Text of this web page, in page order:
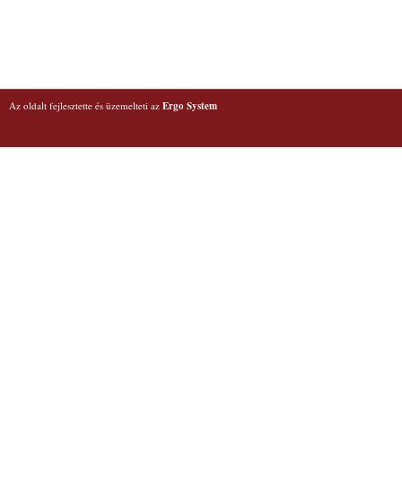
Az oldalt fejlesztette és üzemelteti az Ergo System